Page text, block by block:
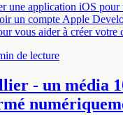
une application iOS pour
un compte Apple
vous aider à créer
de lecture
- un média